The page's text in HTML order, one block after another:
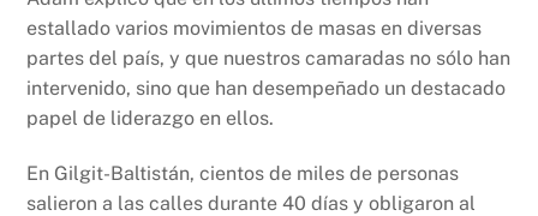
estallado varios movimientos de masas en diversas
partes del país, y que nuestros camaradas no sólo han
intervenido, sino que han desempeñado un destacado
papel de liderazgo en ellos.
En Gilgit-Baltistán, cientos de miles de personas
salieron a las calles durante 40 días y obligaron al